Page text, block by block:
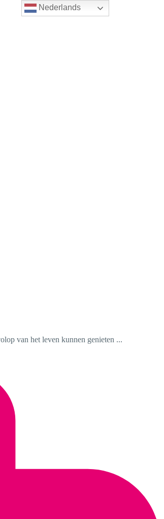
Nederlands
van het leven kunnen genieten ...